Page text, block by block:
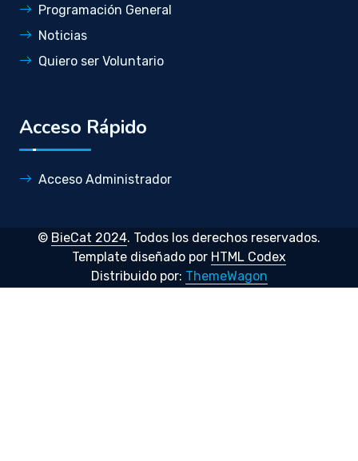
Programación General
Noticias
Quiero ser Voluntario
Acceso Rápido
Acceso Administrador
© BieCat 2024. Todos los derechos reservados.
Template diseñado por HTML Codex
Distribuido por: ThemeWagon